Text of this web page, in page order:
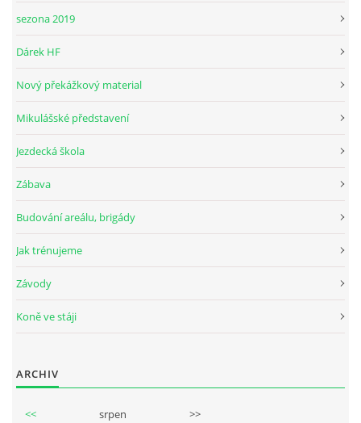
sezona 2019
Dárek HF
Nový překážkový material
Mikulášské představení
Jezdecká škola
Zábava
Budování areálu, brigády
Jak trénujeme
Závody
Koně ve stáji
ARCHIV
<< srpen >>